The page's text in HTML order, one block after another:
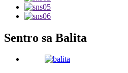
Sentro sa Balita